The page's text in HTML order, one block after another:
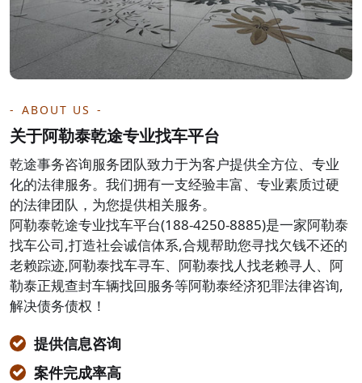
ABOUT US
关于阿勒泰乾途专业找车平台
乾途事务咨询服务团队致力于为客户提供全方位、专业
化的法律服务。我们拥有一支经验丰富、专业素质过硬
的法律团队，为您提供相关服务。
阿勒泰乾途专业找车平台(188-4250-8885)是一家阿勒泰
找车公司,打造社会诚信体系,合规帮助您寻找欠钱不还的
老赖踪迹,阿勒泰找车寻车、阿勒泰找人找老赖寻人、阿
勒泰正规查封车辆找回服务等阿勒泰经济犯罪法律咨询,
解决债务债权！
提供信息咨询
案件完成率高